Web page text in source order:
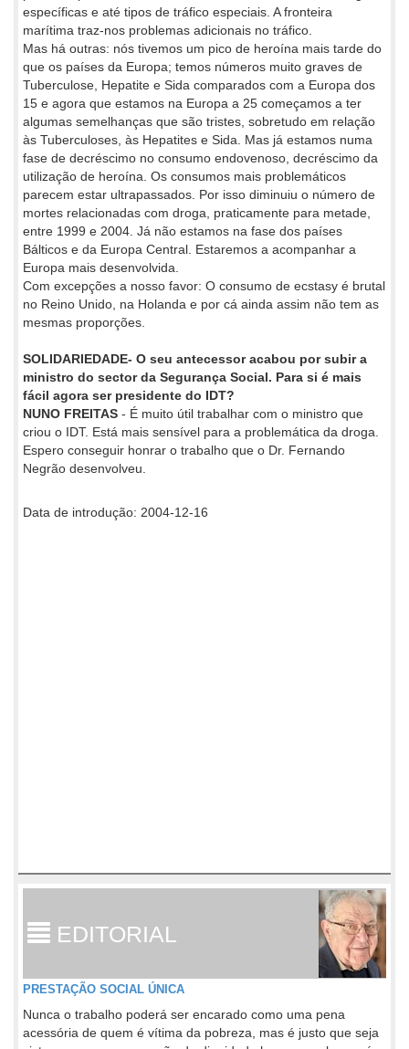
específicas e até tipos de tráfico especiais. A fronteira
marítima traz-nos problemas adicionais no tráfico.
Mas há outras: nós tivemos um pico de heroína mais tarde do
que os países da Europa; temos números muito graves de
Tuberculose, Hepatite e Sida comparados com a Europa dos
15 e agora que estamos na Europa a 25 começamos a ter
algumas semelhanças que são tristes, sobretudo em relação
às Tuberculoses, às Hepatites e Sida. Mas já estamos numa
fase de decréscimo no consumo endovenoso, decréscimo da
utilização de heroína. Os consumos mais problemáticos
parecem estar ultrapassados. Por isso diminuiu o número de
mortes relacionadas com droga, praticamente para metade,
entre 1999 e 2004. Já não estamos na fase dos países
Bálticos e da Europa Central. Estaremos a acompanhar a
Europa mais desenvolvida.
Com excepções a nosso favor: O consumo de ecstasy é brutal
no Reino Unido, na Holanda e por cá ainda assim não tem as
mesmas proporções.
SOLIDARIEDADE- O seu antecessor acabou por subir a
ministro do sector da Segurança Social. Para si é mais
fácil agora ser presidente do IDT?
NUNO FREITAS - É muito útil trabalhar com o ministro que
criou o IDT. Está mais sensível para a problemática da droga.
Espero conseguir honrar o trabalho que o Dr. Fernando
Negrão desenvolveu.
Data de introdução: 2004-12-16
EDITORIAL
PRESTAÇÃO SOCIAL ÚNICA
Nunca o trabalho poderá ser encarado como uma pena
acessória de quem é vítima da pobreza, mas é justo que seja